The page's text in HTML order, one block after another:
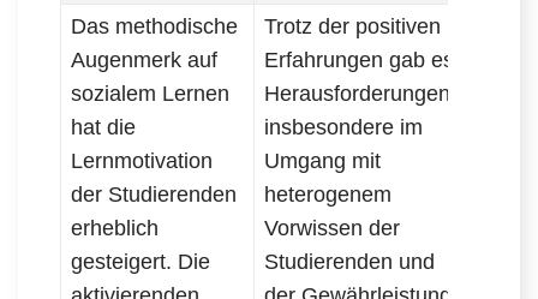
Das methodische
Augenmerk auf
sozialem Lernen
hat die
Lernmotivation
der Studierenden
erheblich
gesteigert. Die
Trotz der positiven
Erfahrungen gab es
Herausforderungen,
insbesondere im
Umgang mit
heterogenem
Vorwissen der
Studierenden und